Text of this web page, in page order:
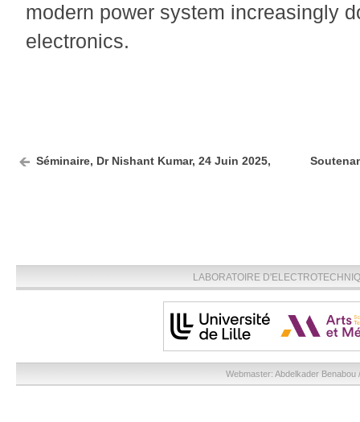
modern power system increasingly
electronics.
Séminaire, Dr Nishant Kumar, 24 Juin 2025,
LABORATOIRE
Webmaster: Abdelkader Benabou